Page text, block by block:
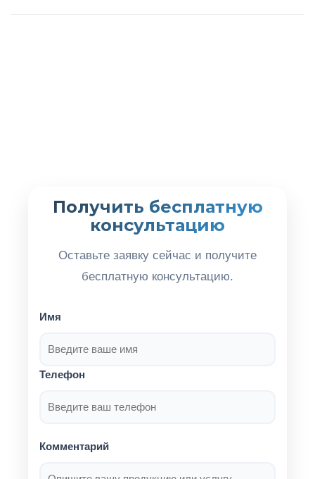
Получить бесплатную
консультацию
Оставьте заявку сейчас и получите
бесплатную консультацию.
Имя
Телефон
Комментарий